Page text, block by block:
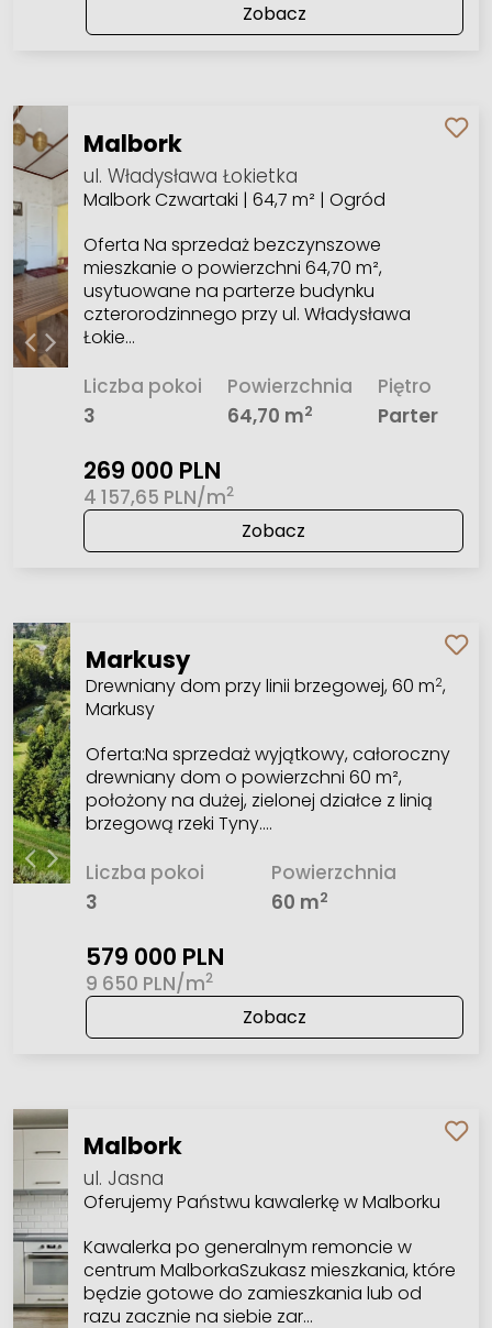
Zobacz
Malbork
ul. Władysława Łokietka
Malbork Czwartaki | 64,7 m² | Ogród
Oferta Na sprzedaż bezczynszowe
mieszkanie o powierzchni 64,70 m²,
usytuowane na parterze budynku
czterorodzinnego przy ul. Władysława
Łokie…
Liczba pokoi
3
Powierzchnia
64,70 m2
Piętro
Parter
269 000 PLN
4 157,65 PLN/m2
Zobacz
Markusy
Drewniany dom przy linii brzegowej, 60 m2,
Markusy
Oferta:Na sprzedaż wyjątkowy, całoroczny
drewniany dom o powierzchni 60 m²,
położony na dużej, zielonej działce z linią
brzegową rzeki Tyny.…
Liczba pokoi
3
Powierzchnia
60 m2
579 000 PLN
9 650 PLN/m2
Zobacz
Malbork
ul. Jasna
Oferujemy Państwu kawalerkę w Malborku
Kawalerka po generalnym remoncie w
centrum MalborkaSzukasz mieszkania, które
będzie gotowe do zamieszkania lub od
razu zacznie na siebie zar…